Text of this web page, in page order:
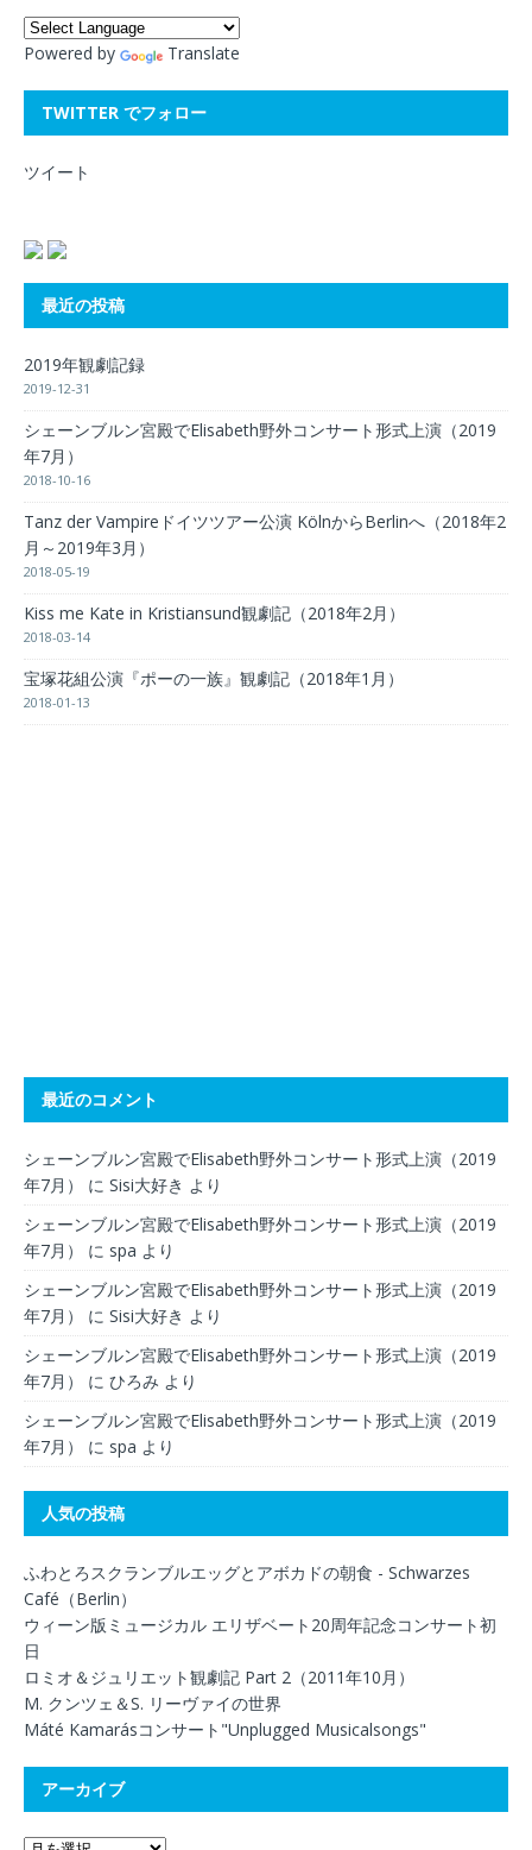
Powered by Translate
TWITTER でフォロー
ツイート
最近の投稿
2019年観劇記録
2019-12-31
シェーンブルン宮殿でElisabeth野外コンサート形式上演（2019
年7月）
2018-10-16
Tanz der Vampireドイツツアー公演 KölnからBerlinへ（2018年2
月～2019年3月）
2018-05-19
Kiss me Kate in Kristiansund観劇記（2018年2月）
2018-03-14
宝塚花組公演『ポーの一族』観劇記（2018年1月）
2018-01-13
最近のコメント
シェーンブルン宮殿でElisabeth野外コンサート形式上演（2019
年7月）
に Sisi大好き より
シェーンブルン宮殿でElisabeth野外コンサート形式上演（2019
年7月）
に spa より
シェーンブルン宮殿でElisabeth野外コンサート形式上演（2019
年7月）
に Sisi大好き より
シェーンブルン宮殿でElisabeth野外コンサート形式上演（2019
年7月）
に ひろみ より
シェーンブルン宮殿でElisabeth野外コンサート形式上演（2019
年7月）
に spa より
人気の投稿
ふわとろスクランブルエッグとアボカドの朝食 - Schwarzes
Café（Berlin）
ウィーン版ミュージカル エリザベート20周年記念コンサート初
日
ロミオ＆ジュリエット観劇記 Part 2（2011年10月）
M. クンツェ＆S. リーヴァイの世界
Máté Kamarásコンサート"Unplugged Musicalsongs"
アーカイブ